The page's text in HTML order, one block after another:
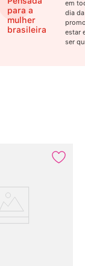
para a
mulher
brasileira
em
dia
estar
ser